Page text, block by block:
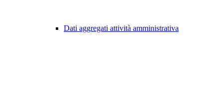
Dati aggregati attività amministrativa